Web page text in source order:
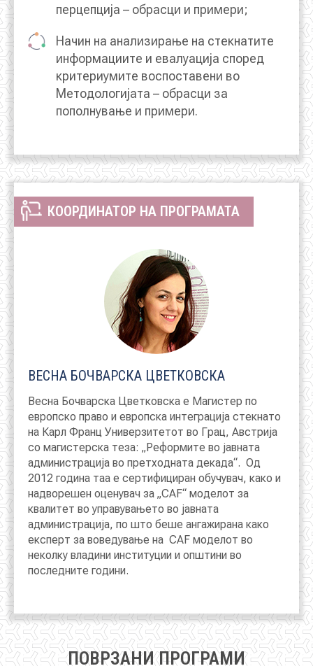
перцепција – обрасци и примери;
Начин на анализирање на стекнатите
информациите и евалуација според
критериумите воспоставени во
Методологијата – обрасци за
пополнување и примери.
КООРДИНАТОР НА ПРОГРАМАТА
ВЕСНА БОЧВАРСКА ЦВЕТКОВСКА
Весна Бочварска Цветковска е Магистер по
европско право и европска интеграција стекнато
на Карл Франц Универзитетот во Грац, Австрија
со магистерска теза: „Реформите во јавната
администрација во претходната декада“. Од
2012 година таа е сертифициран обучувач, како и
надворешен оценувач за „CAF“ моделот за
квалитет во управувањето во јавната
администрација, по што беше ангажирана како
експерт за воведување на CAF моделот во
неколку владини институции и општини во
последните години.
ПОВРЗАНИ ПРОГРАМИ